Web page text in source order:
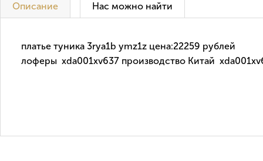
Описание Нас можно найти
платье туника 3rya1b ymz1z цена:22259 рублей
лоферы xda001xv637 производство Китай